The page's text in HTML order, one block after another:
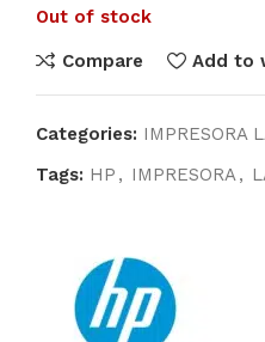
Out of stock
Compare Add to
Categories: IMPRESORA
Tags: HP , IMPRESORA,